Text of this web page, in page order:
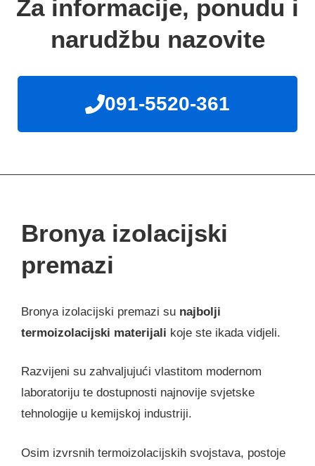
Za informacije, ponudu i
narudžbu nazovite
091-5520-361
Bronya izolacijski
premazi
Bronya izolacijski premazi su najbolji
termoizolacijski materijali koje ste ikada vidjeli.
Razvijeni su zahvaljujući vlastitom modernom
laboratoriju te dostupnosti najnovije svjetske
tehnologije u kemijskoj industriji.
Osim izvrsnih termoizolacijskih svojstava, postoje